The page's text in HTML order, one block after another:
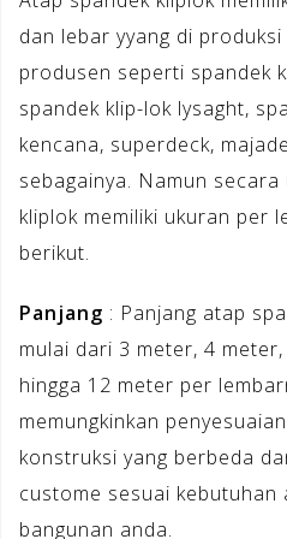
dan lebar yyang di
produsen seperti spandek
spandek klip-lok lysaght,
kencana, superdeck,
sebagainya. Namun
kliplok memiliki ukuran per
berikut.
Panjang : Panjang atap
mulai dari 3 meter, 4
hingga 12 meter per
memungkinkan
konstruksi yang berbeda
custome sesuai kebutuhan
bangunan anda.